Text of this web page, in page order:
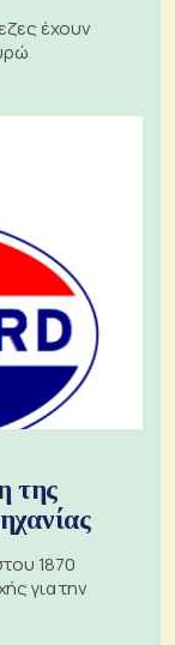
έχουν
της
1870
για την